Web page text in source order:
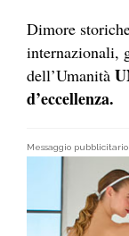
Dimore
internazionali,
dell’Umanità
d’eccellenza.
Messaggio pubblicitario